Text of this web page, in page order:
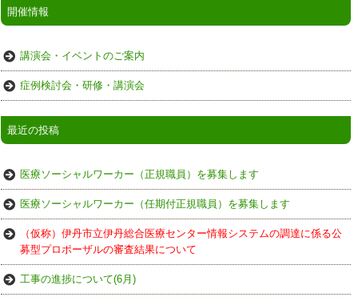
開催情報
講演会・イベントのご案内
症例検討会・研修・講演会
最近の投稿
医療ソーシャルワーカー（正規職員）を募集します
医療ソーシャルワーカー（任期付正規職員）を募集します
（仮称）伊丹市立伊丹総合医療センター情報システムの調達に係る公
募型プロポーザルの審査結果について
工事の進捗について(6月)